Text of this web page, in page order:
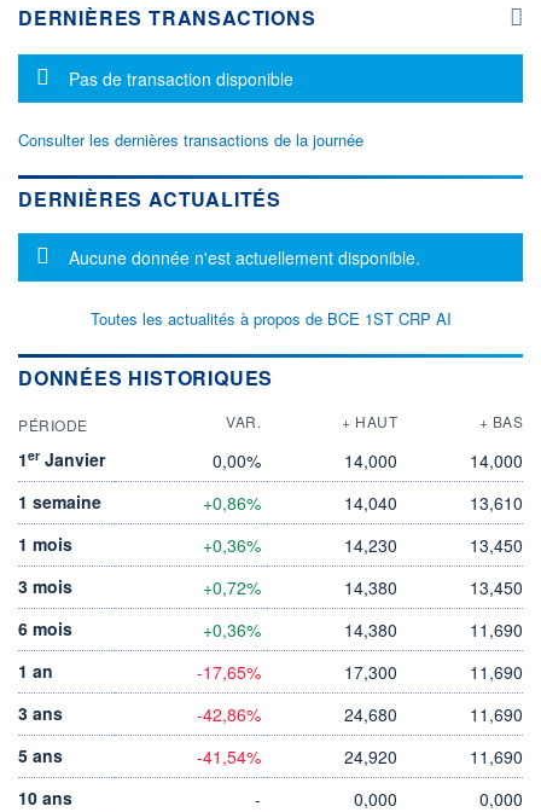
DERNIÈRES TRANSACTIONS
Message d'information
Pas de transaction disponible
Consulter les dernières transactions de la journée
DERNIÈRES ACTUALITÉS
Message d'information
Aucune donnée n'est actuellement disponible.
Toutes les actualités à propos de BCE 1ST CRP AI
DONNÉES HISTORIQUES
PÉRIODE VAR. + HAUT + BAS
1er Janvier 0,00% 14,000
14,000
1 semaine
+0,86% 14,040
13,610
1 mois
+0,36% 14,230
13,450
3 mois
+0,72% 14,380
13,450
6 mois
+0,36% 14,380
11,690
1 an
-17,65% 17,300
11,690
3 ans
-42,86% 24,680
11,690
5 ans
-41,54% 24,920
11,690
10 ans
- 0,000
0,000